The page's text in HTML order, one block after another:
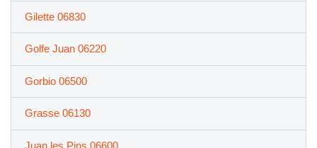
Gilette 06830
Golfe Juan 06220
Gorbio 06500
Grasse 06130
Juan les Pins 06600